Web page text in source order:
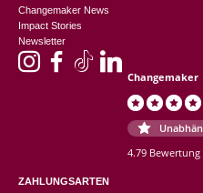
Changemaker News
Impact Stories
Newsletter
Changemaker
4.79 Bewertung
ZAHLUNGSARTEN